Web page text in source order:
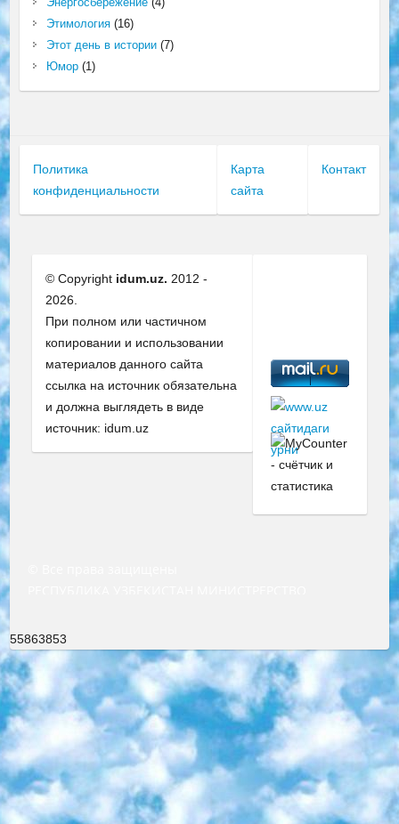
Этимология(16)
Этот день в истории(7)
Юмор(1)
Политика
конфиденциальности
Карта
сайта
Контакт
© Copyright idum.uz. 2012 -
2026.
При полном или частичном
копировании и использовании
материалов данного сайта
ссылка на источник обязательна
и должна выглядеть в виде
источник: idum.uz
55863853